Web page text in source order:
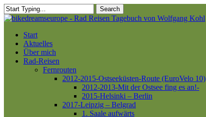
Skip
to
content
Search
Close
Menu
Start
Aktuelles
Über mich
Rad-Reisen
Fernrouten
2012-2015-Ostseeküsten-Route (EuroVelo 10)
2012-2013-Mit der Ostsee fing es an!-
2015-Helsinki – Berlin
2017-Leipzig – Belgrad
1. Saale aufwärts